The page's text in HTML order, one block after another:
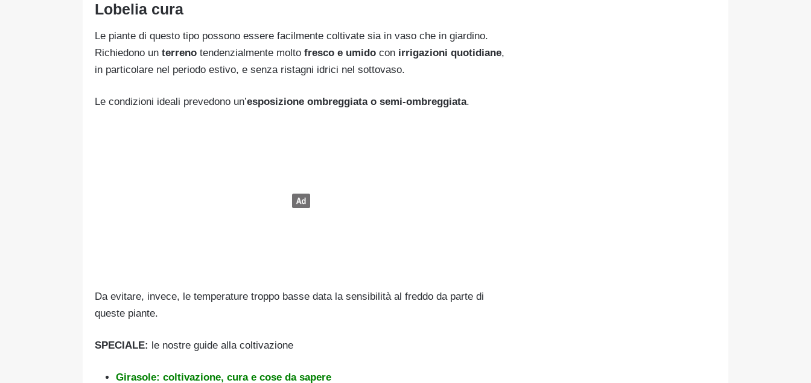
Lobelia cura
Le piante di questo tipo possono essere facilmente coltivate sia in vaso che in giardino.
Richiedono un terreno tendenzialmente molto fresco e umido con irrigazioni quotidiane,
in particolare nel periodo estivo, e senza ristagni idrici nel sottovaso.
Le condizioni ideali prevedono un’esposizione ombreggiata o semi-ombreggiata.
Da evitare, invece, le temperature troppo basse data la sensibilità al freddo da parte di
queste piante.
SPECIALE: le nostre guide alla coltivazione
Girasole: coltivazione, cura e cose da sapere